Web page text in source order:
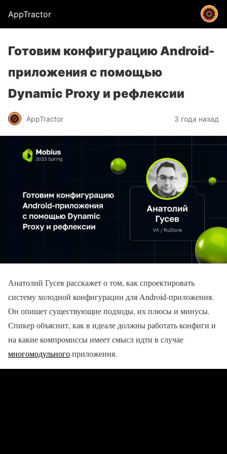
AppTractor
Готовим конфигурацию Android-
приложения с помощью
Dynamic Proxy и рефлексии
AppTractor 3 года назад
Анатолий Гусев расскажет о том, как спроектировать
систему холодной конфигурации для Android-приложения.
Он опишет существующие подходы, их плюсы и минусы.
Спикер объяснит, как в идеале должны работать конфиги и
на какие компромиссы имеет смысл идти в случае
многомодульногоприложения.